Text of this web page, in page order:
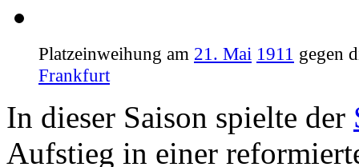
Platzeinweihung am 21. Mai 1911 gegen
Frankfurt
In dieser Saison spielte der
Aufstieg in einer